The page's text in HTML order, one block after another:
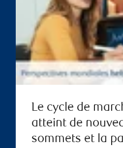
Le cycle de
atteint de
sommets et la